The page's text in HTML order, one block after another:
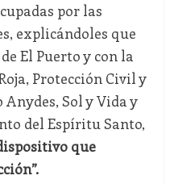
por las
explicándoles que
El Puerto y con la
Protección Civil y
Sol y Vida y
del Espíritu Santo,
que